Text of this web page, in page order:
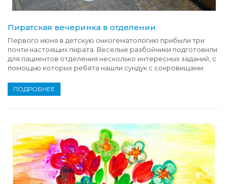
Пиратская вечеринка в отделении
Первого июня в детскую онкогематологию прибыли три
почти настоящих пирата. Веселые разбойники подготовили
для пациентов отделения несколько интересных заданий, с
помощью которых ребята нашли сундук с сокровищами.
ПОДРОБНЕЕ